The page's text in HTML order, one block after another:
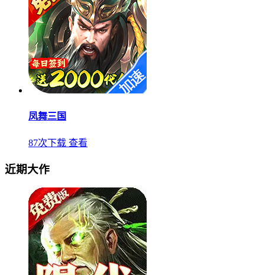
凤舞三国
87次下载 查看
近期大作